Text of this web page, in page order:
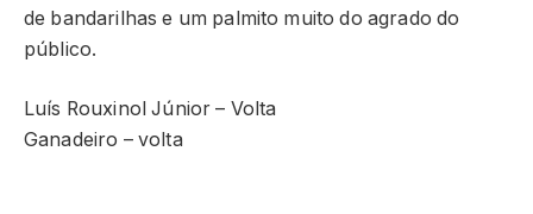
de bandarilhas e um palmito muito do agrado do
público.
Luís Rouxinol Júnior – Volta
Ganadeiro – volta